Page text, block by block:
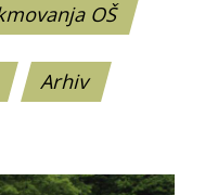
OŠ
Arhiv